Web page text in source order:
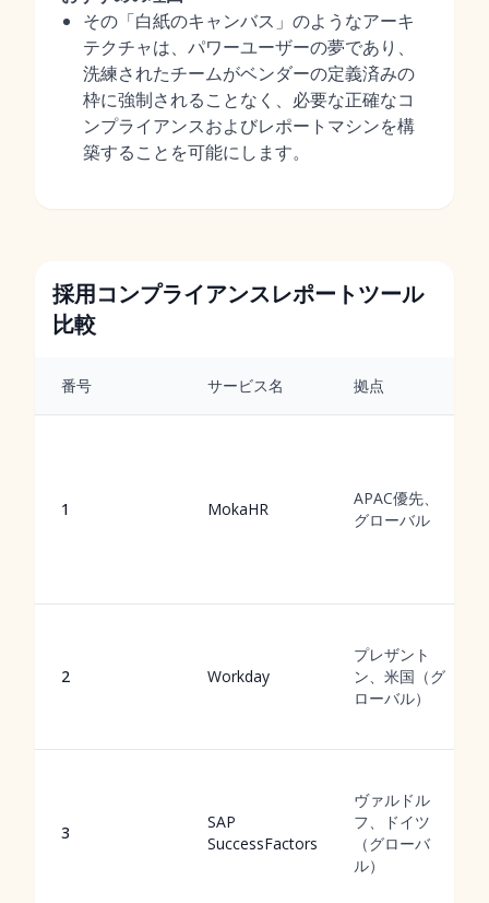
その「白紙のキャンバス」のようなアーキ
テクチャは、パワーユーザーの夢であり、
洗練されたチームがベンダーの定義済みの
枠に強制されることなく、必要な正確なコ
ンプライアンスおよびレポートマシンを構
築することを可能にします。
採用コンプライアンスレポートツール
比較
番号 サービス名 拠点
1 MokaHR
APAC優先、
グローバル
2 Workday
プレザント
ン、米国（グ
ローバル）
3
SAP
SuccessFactors
ヴァルドル
フ、ドイツ
（グローバ
ル）